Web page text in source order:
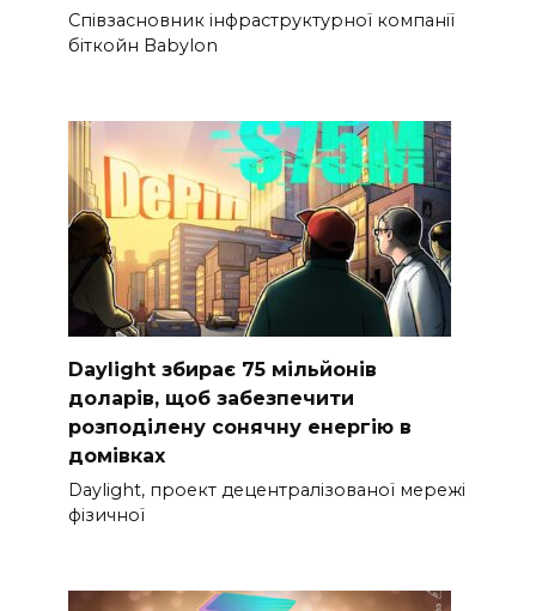
Співзасновник інфраструктурної компанії
біткойн Babylon
Daylight збирає 75 мільйонів
доларів, щоб забезпечити
розподілену сонячну енергію в
домівках
Daylight, проект децентралізованої мережі
фізичної